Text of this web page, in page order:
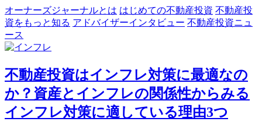
オーナーズジャーナルとは はじめての不動産投資 不動産投
資をもっと知る アドバイザーインタビュー 不動産投資ニュ
ース
不動産投資はインフレ対策に最適なの
か？資産とインフレの関係性からみる
インフレ対策に適している理由3つ